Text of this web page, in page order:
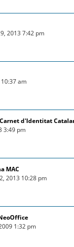
2013 7:42 pm
am
d'Identitat
3:49 pm
MAC
2013 10:28 pm
1:32 pm